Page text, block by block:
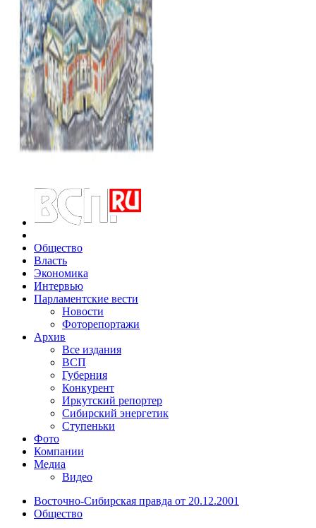
Общество
Власть
Экономика
Интервью
Парламентские вести
Новости
Фоторепортажи
Архив
Все издания
ВСП
Губерния
Конкурент
Иркутский репортер
Сибирский энергетик
Ступеньки
Фото
Компании
Медиа
Видео
Восточно-Сибирская правда от 20.12.2001
Общество